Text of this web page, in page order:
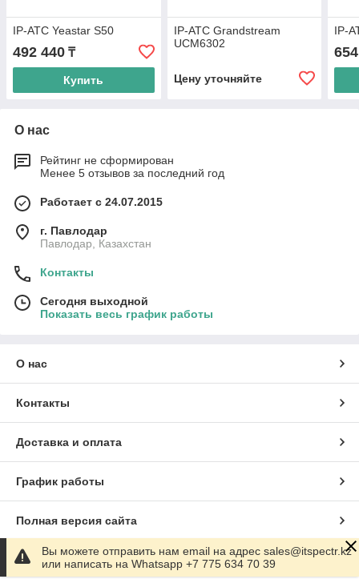
IP-АТС Yeastar S50
492 440 ₸
Купить
IP-АТС Grandstream
UCM6302
Цену уточняйте
IP-
О нас
Рейтинг не сформирован
Менее 5 отзывов за последний год
Работает с 24.07.2015
г. Павлодар
Павлодар, Казахстан
Контакты
Сегодня выходной
Показать весь график работы
О нас
Контакты
Доставка и оплата
График работы
Полная версия сайта
Сайт создан на маркетплейсе Satu.kz
Вы можете отправить нам email на адрес sales@itspectr.kz
или написать на Whatsapp +7 775 634 70 39